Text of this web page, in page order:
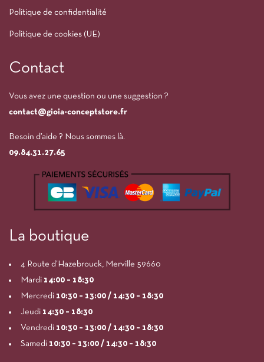
Politique de confidentialité
Politique de cookies (UE)
Contact
Vous avez une question ou une suggestion ?
contact@gioia-conceptstore.fr
Besoin d’aide ? Nous sommes là.
09.84.31.27.65
La boutique
4 Route d’Hazebrouck, Merville 59660
Mardi 14:00 – 18:30
Mercredi 10:30 – 13:00 / 14:30 – 18:30
Jeudi 14:30 – 18:30
Vendredi 10:30 – 13:00 / 14:30 – 18:30
Samedi 10:30 – 13:00 / 14:30 – 18:30